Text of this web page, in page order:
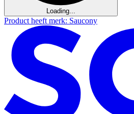
Loading...
Product heeft merk: Saucony